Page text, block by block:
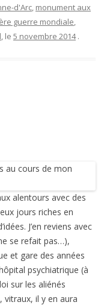
d'Arc, monument aux
guerre mondiale,
, le 5 novembre 2014 .
alentours avec des
jours riches en
J’en reviens avec
se refait pas…),
et gare des années
psychiatrique (à
sur les aliénés
vitraux, il y en aura